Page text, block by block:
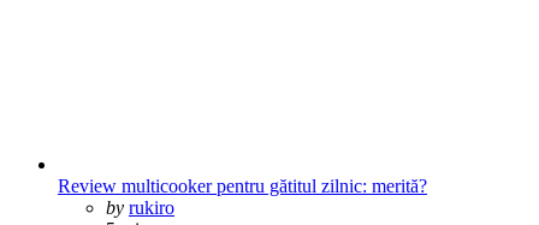
Review multicooker pentru gătitul zilnic: merită?
Posted
by rukiro